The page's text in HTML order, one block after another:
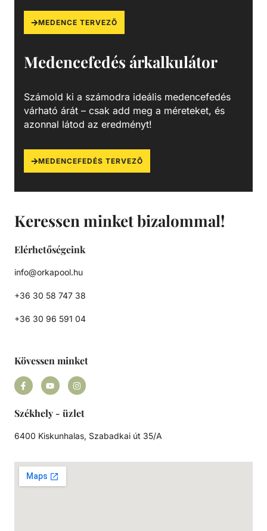
2” / 1 1⁄2” - Monoblokkos szivattyú beépített előszűrővel (3l)
- Polikarbonát átlátszó fedél - Sósvizes (elektrolizis)
Műszaki adatok: - Működési tartomány: 9 m3/h H=10m -
Keressen minket bizalommal!
Elérhetőségeink
info@orkapool.hu
+36 30 58 747 38
+36 30 96 591 04
Kövessen minket
Székhely - üzlet
6400 Kiskunhalas, Szabadkai út 35/A
MEDENCE TERVEZŐ
Medencefedés árkalkulátor
Számold ki a számodra ideális medencefedés
várható árát – csak add meg a méreteket, és
azonnal látod az eredményt!
MEDENCEFEDÉS TERVEZŐ